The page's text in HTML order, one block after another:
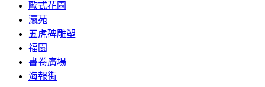
歐式花園
瀛苑
五虎碑雕塑
福園
書卷廣場
海報街